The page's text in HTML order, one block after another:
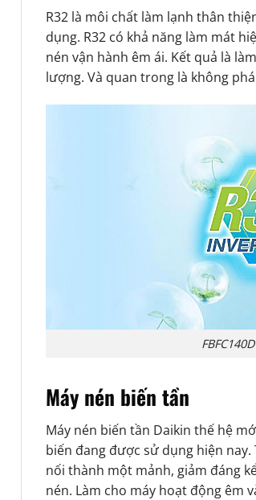
R32 là môi chất làm lạnh thân
dụng. R32 có khả năng làm mát
nén vận hành êm ái. Kết quả là
lượng. Và quan trong là không
Máy nén biến tần
Máy nén biến tần Daikin thế hệ
biến đang được sử dụng hiện
nối thành một mảnh, giảm đáng
nén. Làm cho máy hoạt động êm